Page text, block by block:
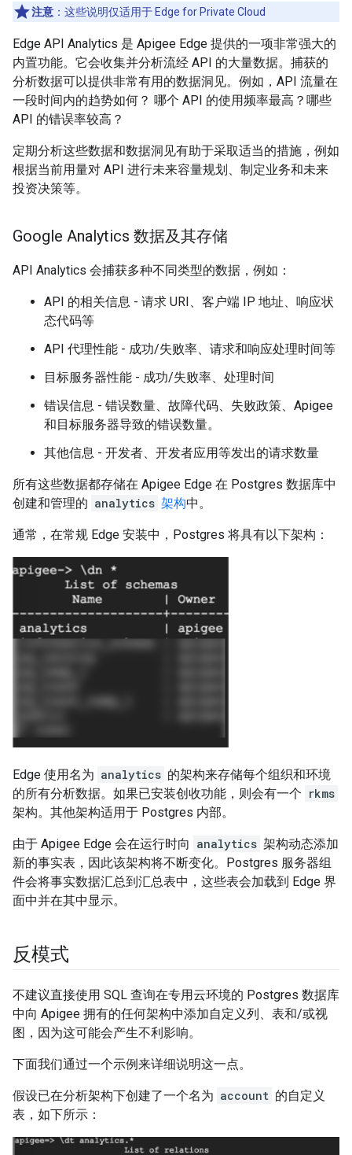
注意 ：这些说明仅适用于 Edge for Private Cloud
Edge API Analytics 是 Apigee Edge 提供的一项非常强大的
内置功能。它会收集并分析流经 API 的大量数据。捕获的
分析数据可以提供非常有用的数据洞见。例如，API 流量在
一段时间内的趋势如何？ 哪个 API 的使用频率最高？哪些
API 的错误率较高？
定期分析这些数据和数据洞见有助于采取适当的措施，例如
根据当前用量对 API 进行未来容量规划、制定业务和未来
投资决策等。
Google Analytics 数据及其存储
API Analytics 会捕获多种不同类型的数据，例如：
API 的相关信息 - 请求 URI、客户端 IP 地址、响应状
态代码等
API 代理性能 - 成功/失败率、请求和响应处理时间等
目标服务器性能 - 成功/失败率、处理时间
错误信息 - 错误数量、故障代码、失败政策、Apigee
和目标服务器导致的错误数量。
其他信息 - 开发者、开发者应用等发出的请求数量
所有这些数据都存储在 Apigee Edge 在 Postgres 数据库中
创建和管理的 analytics 架构中。
通常，在常规 Edge 安装中，Postgres 将具有以下架构：
Edge 使用名为 analytics 的架构来存储每个组织和环境
的所有分析数据。如果已安装创收功能，则会有一个 rkms
架构。其他架构适用于 Postgres 内部。
由于 Apigee Edge 会在运行时向 analytics 架构动态添加
新的事实表，因此该架构将不断变化。Postgres 服务器组
件会将事实数据汇总到汇总表中，这些表会加载到 Edge 界
面中并在其中显示。
反模式
不建议直接使用 SQL 查询在专用云环境的 Postgres 数据库
中向 Apigee 拥有的任何架构中添加自定义列、表和/或视
图，因为这可能会产生不利影响。
下面我们通过一个示例来详细说明这一点。
假设已在分析架构下创建了一个名为 account 的自定义
表，如下所示：